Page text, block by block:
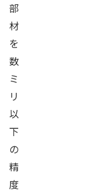
部
材
を
数
ミ
リ
以
下
の
精
度